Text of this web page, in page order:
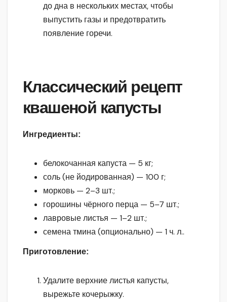
до дна в нескольких местах, чтобы
выпустить газы и предотвратить
появление горечи.
Классический рецепт
квашеной капусты
Ингредиенты:
белокочанная капуста — 5 кг;
соль (не йодированная) — 100 г;
морковь — 2–3 шт.;
горошины чёрного перца — 5–7 шт.;
лавровые листья — 1–2 шт.;
семена тмина (опционально) — 1 ч. л..
Приготовление:
Удалите верхние листья капусты,
вырежьте кочерыжку.